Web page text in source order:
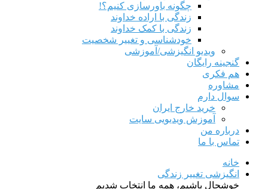
چگونه باورسازی کنیم؟!
زندگی با اراده خداوند
زندگی با کمک خداوند
خودشناسی و تغییر شخصیت
ویدیو انگیزشی/آموزشی
گنجینه رایگان
هم‌ فکری
مشاوره
سوال دارم
خرید خارج ایران
آموزش ویدیویی سایت
درباره من
تماس با ما
خانه
انگیزشی تغییر زندگی
خوشحال باشیم، همه ما انتخاب شدیم